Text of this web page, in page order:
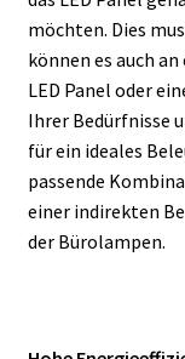
möchten. Dies
können es auch
LED Panel oder
Ihrer Bedürfnisse
für ein ideales
passende
einer indirekten
der Bürolampen.